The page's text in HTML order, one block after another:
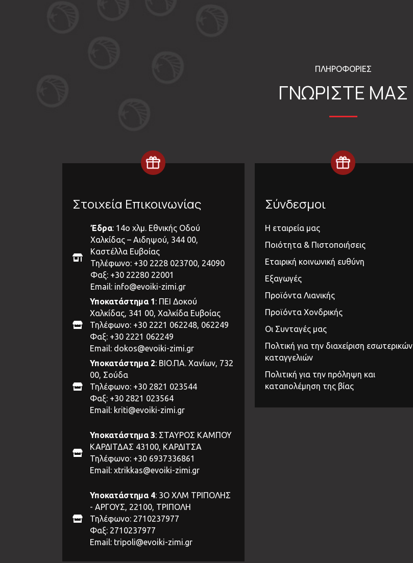
ΠΛΗΡΟΦΟΡΙΕΣ
ΓΝΩΡΙΣΤΕ ΜΑΣ
Στοιχεία Επικοινωνίας
Έδρα: 14ο χλμ. Εθνικής Οδού
Χαλκίδας – Αιδηψού, 344 00,
Καστέλλα Ευβοίας
Τηλέφωνο: +30 2228 023700, 24090
Φαξ: +30 22280 22001
Email: info@evoiki-zimi.gr
Υποκατάστημα 1: ΠΕΙ Δοκού
Χαλκίδας, 341 00, Χαλκίδα Ευβοίας
Τηλέφωνο: +30 2221 062248, 062249
Φαξ: +30 2221 062249
Email: dokos@evoiki-zimi.gr
Υποκατάστημα 2: ΒΙΟ.ΠΑ. Χανίων, 732
00, Σούδα
Τηλέφωνο: +30 2821 023544
Φαξ: +30 2821 023564
Email: kriti@evoiki-zimi.gr
Υποκατάστημα 3: ΣΤΑΥΡΟΣ ΚΑΜΠΟΥ
ΚΑΡΔΙΤΔΑΣ 43100, ΚΑΡΔΙΤΣΑ
Τηλέφωνο: +30 6937336861
Email: xtrikkas@evoiki-zimi.gr
Υποκατάστημα 4: 3Ο ΧΛΜ ΤΡΙΠΟΛΗΣ
- ΑΡΓΟΥΣ, 22100, ΤΡΙΠΟΛΗ
Τηλέφωνο: 2710237977
Φαξ: 2710237977
Email: tripoli@evoiki-zimi.gr
Σύνδεσμοι
Η εταιρεία μας
Ποιότητα & Πιστοποιήσεις
Εταιρική κοινωνική ευθύνη
Εξαγωγές
Προϊόντα Λιανικής
Προϊόντα Χονδρικής
Οι Συνταγές μας
Πολτική για την διαχείριση εσωτερικών
καταγγελιών
Πολιτική για την πρόληψη και
καταπολέμηση της βίας